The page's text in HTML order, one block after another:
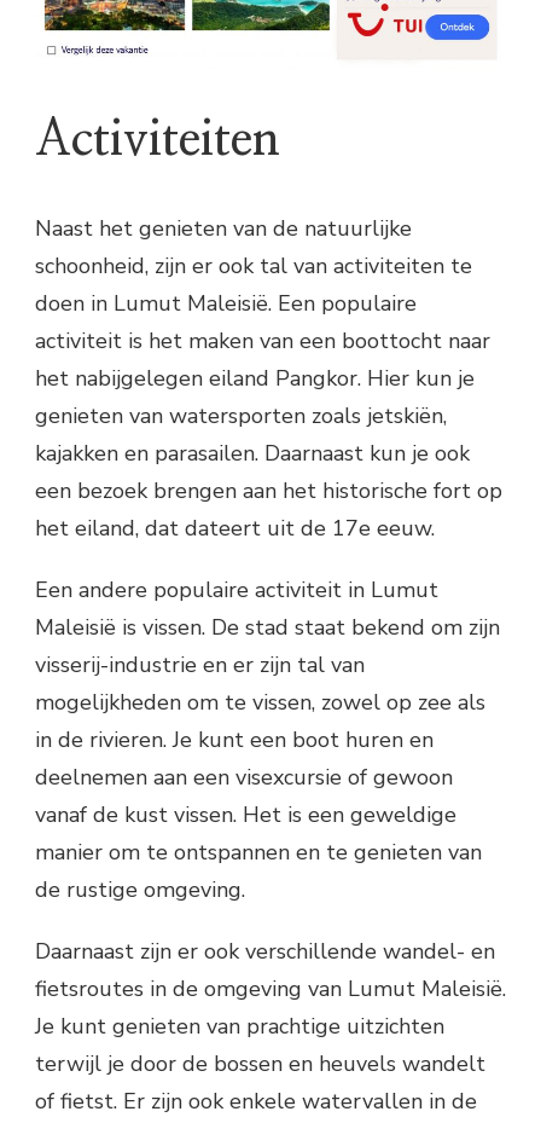
Activiteiten
Naast het genieten van de natuurlijke
schoonheid, zijn er ook tal van activiteiten te
doen in Lumut Maleisië. Een populaire
activiteit is het maken van een boottocht naar
het nabijgelegen eiland Pangkor. Hier kun je
genieten van watersporten zoals jetskiën,
kajakken en parasailen. Daarnaast kun je ook
een bezoek brengen aan het historische fort op
het eiland, dat dateert uit de 17e eeuw.
Een andere populaire activiteit in Lumut
Maleisië is vissen. De stad staat bekend om zijn
visserij-industrie en er zijn tal van
mogelijkheden om te vissen, zowel op zee als
in de rivieren. Je kunt een boot huren en
deelnemen aan een visexcursie of gewoon
vanaf de kust vissen. Het is een geweldige
manier om te ontspannen en te genieten van
de rustige omgeving.
Daarnaast zijn er ook verschillende wandel- en
fietsroutes in de omgeving van Lumut Maleisië.
Je kunt genieten van prachtige uitzichten
terwijl je door de bossen en heuvels wandelt
of fietst. Er zijn ook enkele watervallen in de